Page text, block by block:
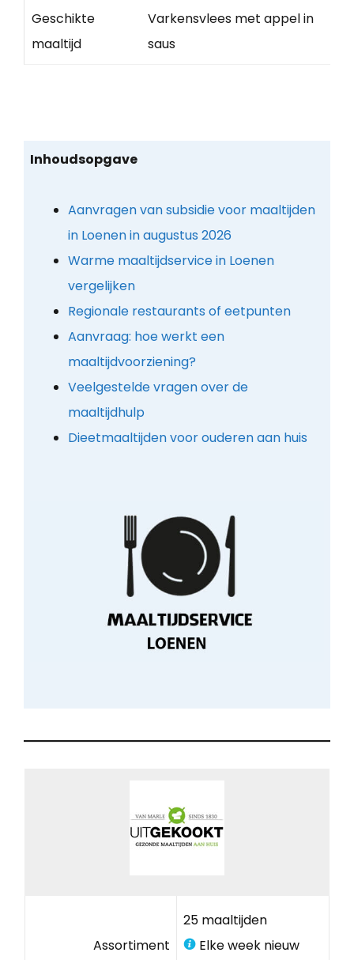
Geschikte
maaltijd
Varkensvlees met appel in
saus
Inhoudsopgave
Aanvragen van subsidie voor maaltijden
in Loenen in augustus 2026
Warme maaltijdservice in Loenen
vergelijken
Regionale restaurants of eetpunten
Aanvraag: hoe werkt een
maaltijdvoorziening?
Veelgestelde vragen over de
maaltijdhulp
Dieetmaaltijden voor ouderen aan huis
Assortiment
25 maaltijden
Elke week nieuw